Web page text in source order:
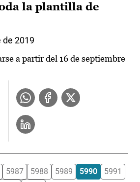
la plantilla de
de 2019
a partir del 16 de septiembre
5987 5988 5989 5990
5991